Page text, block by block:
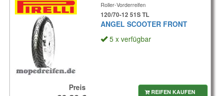
Roller-Vorderreifen
120/70-12 51S TL
ANGEL SCOOTER FRONT
5 x verfügbar
Preis REIFEN KAUFEN